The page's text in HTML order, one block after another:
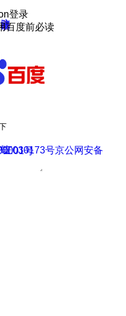
登录
百度前必读
证030173号
号